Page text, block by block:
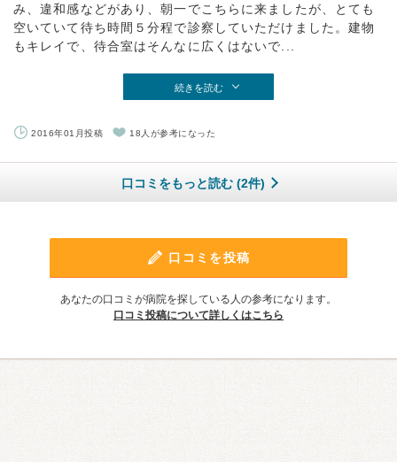
み、違和感などがあり、朝一でこちらに来ましたが、とても
空いていて待ち時間５分程で診察していただけました。建物
もキレイで、待合室はそんなに広くはないで...
続きを読む
2016年01月投稿 18人が参考になった
口コミをもっと読む (2件)
口コミを投稿
あなたの口コミが病院を探している人の参考になります。
口コミ投稿について詳しくはこちら